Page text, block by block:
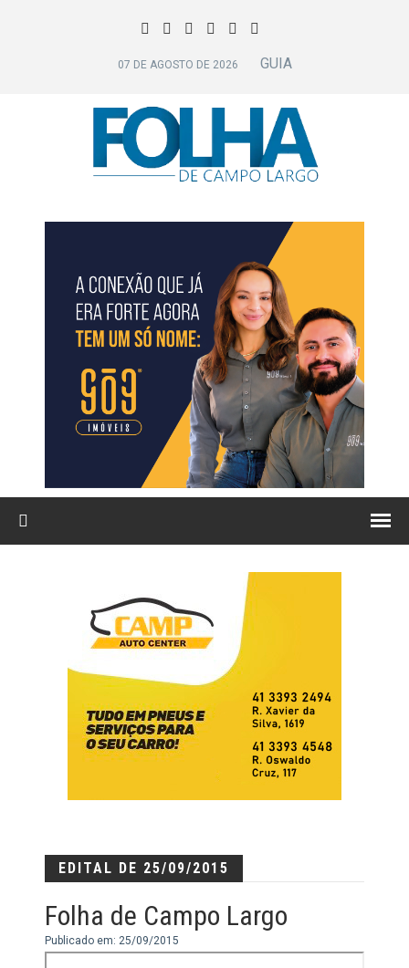
07 DE AGOSTO DE 2026 GUIA
EDITAL DE 25/09/2015
Folha de Campo Largo
Publicado em: 25/09/2015